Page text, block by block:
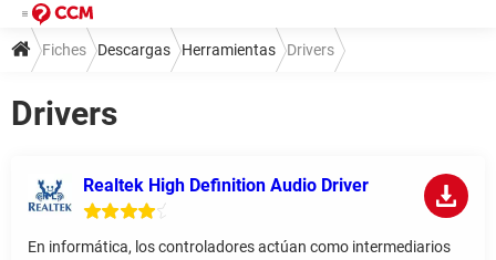
Fiches Descargas Herramientas Drivers
Drivers
Realtek High Definition Audio Driver
En informática, los controladores actúan como intermediarios